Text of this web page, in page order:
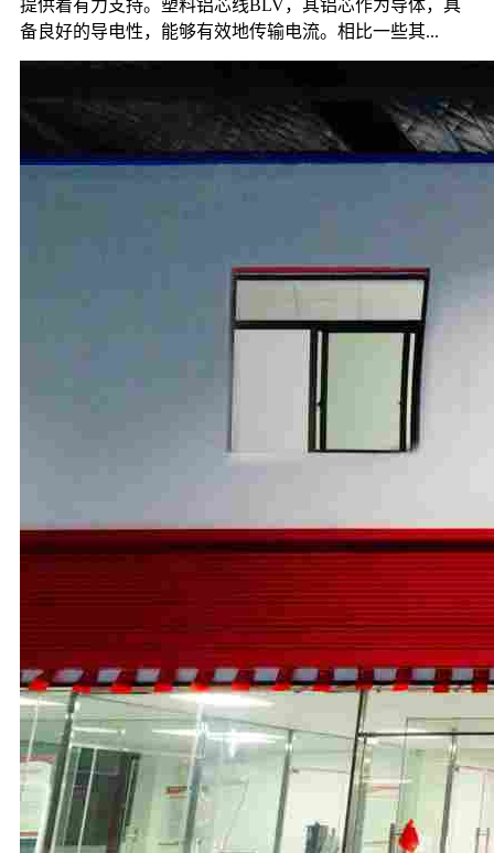
提供着有力支持。塑料铝芯线BLV，其铝芯作为导体，具
备良好的导电性，能够有效地传输电流。相比一些其...